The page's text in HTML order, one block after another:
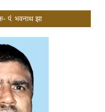
भवनाथ झा